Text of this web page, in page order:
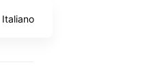
Italiano